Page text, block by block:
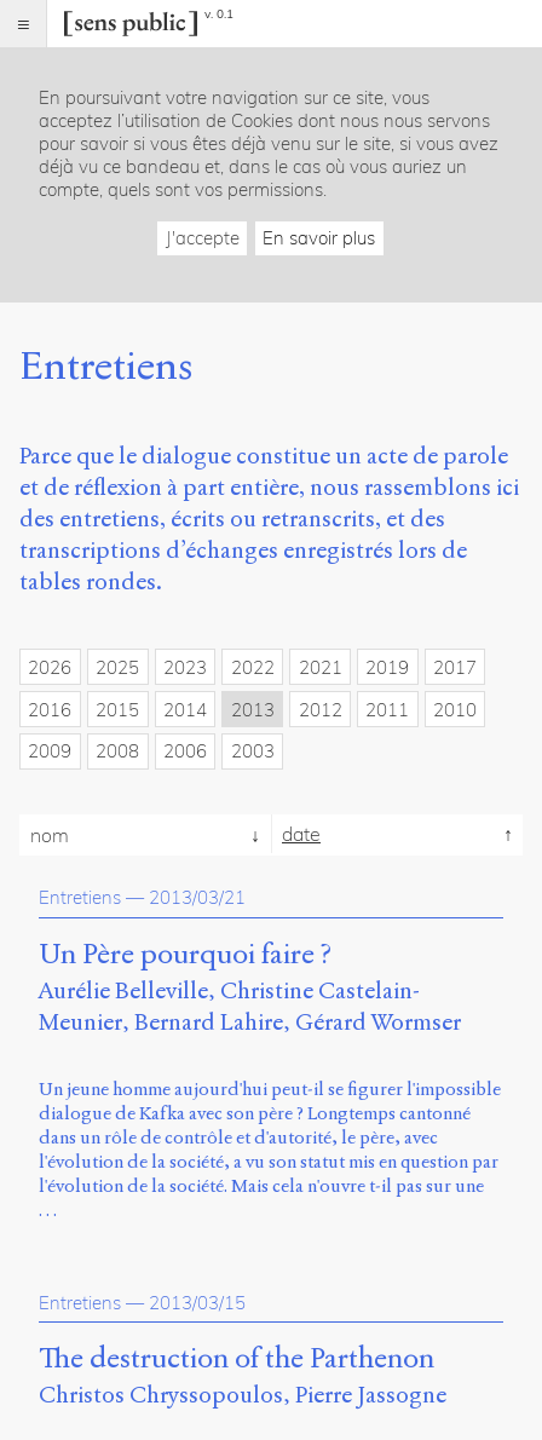
v. 0.1
Index
Rubriques
Essais
La
Présentation
Publier
Contact
propos
du
En
ligne
Mastodon
Université
Campus
Longueuil
Local
B1-
12723
Charles-
Le
Moyne
Longueuil
(QC)
J4K
ISSN
3272
Sens
En poursuivant votre navigation sur ce site, vous
acceptez l’utilisation de Cookies dont nous nous servons
pour savoir si vous êtes déjà venu sur le site, si vous avez
déjà vu ce bandeau et, dans le cas où vous auriez un
compte, quels sont vos permissions.
J'accepte En savoir plus
Entretiens
Parce que le dialogue constitue un acte de parole
et de réflexion à part entière, nous rassemblons ici
des entretiens, écrits ou retranscrits, et des
transcriptions d’échanges enregistrés lors de
tables rondes.
2026 2025 2023 2022 2021 2019
2017
2016
2015 2014 2013 2012 2011
2010
2009
2008 2006 2003
nom date
Entretiens — 2013/03/21
Un Père pourquoi faire ?
Aurélie Belleville Christine Castelain-
Meunier Bernard Lahire Gérard Wormser
Un jeune homme aujourd'hui peut-il se figurer l'impossible
dialogue de Kafka avec son père ? Longtemps cantonné
dans un rôle de contrôle et d'autorité, le père, avec
l'évolution de la société, a vu son statut mis en question par
l'évolution de la société. Mais cela n'ouvre t-il pas sur une
…
Entretiens — 2013/03/15
The destruction of the Parthenon
Christos Chryssopoulos Pierre Jassogne